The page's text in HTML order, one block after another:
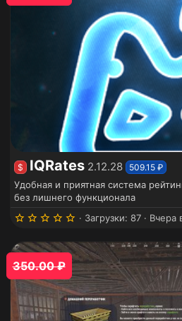
$ IQRates 2.12.28 509.15 ₽
Удобная и приятная система
без лишнего функционала
5
0
з
в
ё
з
д
Загрузки 87 Вчера
350.00 ₽